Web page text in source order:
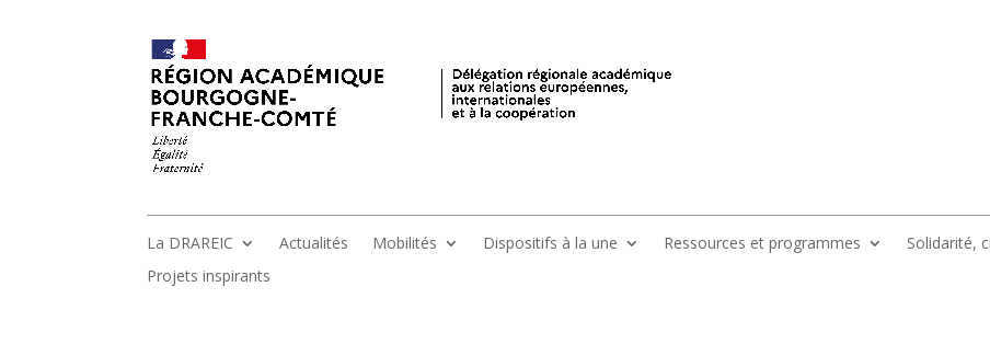
La DRAREIC Actualités Mobilités Dispositifs à la une Ressources et programmes Solidarité,
Projets inspirants